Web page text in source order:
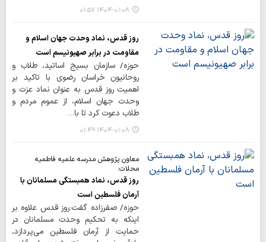
۱۴۰۴-۰۱-۰۸ ۰۱:۵۷
روز قدس، نماد وحدت جهان اسلام و
مقاومت در برابر صهیونیسم است
حوزه/ سازمان بسیج اساتید، طلاب و
روحانیون خراسان رضوی با تاکید بر
اهمیت روز قدس به عنوان نماد عزت و
وحدت جهان اسلام، از عموم مردم و
طلاب دعوت کرد تا با…
۱۴۰۴-۰۱-۰۸ ۰۱:۴۹
معاون پژوهش مدرسه علمیه فاطمیه
محلات:
روز قدس، نماد همبستگی مسلمانان با
آرمان فلسطین است
حوزه/ صفرزاده گفت:روز قدس علاوه بر
اینکه به تحکیم وحدت مسلمانان در
حمایت از آرمان فلسطین می‌پردازد،